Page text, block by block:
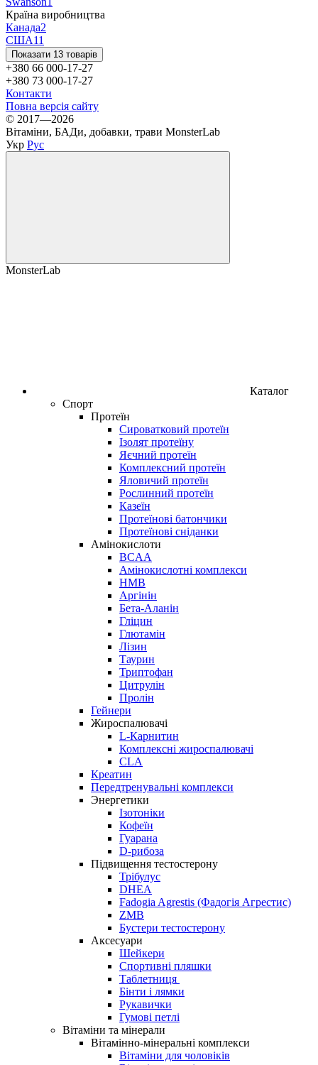
Країна виробництва
Канада2
США11
Показати 13 товарів
+380 66 000-17-27
+380 73 000-17-27
Контакти
Повна версія сайту
© 2017—2026
Вітаміни, БАДи, добавки, трави MonsterLab
Укр Рус
MonsterLab
Каталог
Спорт
Протеїн
Сироватковий протеїн
Ізолят протеїну
Яєчний протеїн
Комплексний протеїн
Яловичий протеїн
Рослинний протеїн
Казеїн
Протеїнові батончики
Протеїнові сніданки
Амінокислоти
BCAA
Амінокислотні комплекси
HMB
Аргінін
Бета-Аланін
Гліцин
Глютамін
Лізин
Таурин
Триптофан
Цитрулін
Пролін
Гейнери
Жироспалювачі
L-Карнитин
Комплексні жироспалювачі
CLA
Креатин
Передтренувальні комплекси
Энергетики
Ізотоніки
Кофеїн
Гуарана
D-рибоза
Підвищення тестостерону
Трібулус
DHEA
Fadogia Agrestis (Фадогія Агрестис)
ZMB
Бустери тестостерону
Аксесуари
Шейкери
Спортивні пляшки
Таблетниця
Бінти і лямки
Рукавички
Гумові петлі
Вітаміни та мінерали
Вітамінно-мінеральні комплекси
Вітаміни для чоловіків